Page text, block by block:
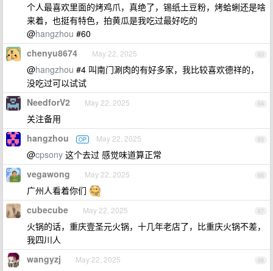
个人最喜欢里面的烤鸡爪，真绝了，锡纸土豆粉，烤蛤蜊还是啥
来着，也挺有特色，拍黄瓜是我吃过最好吃的
@hangzhou #60
63
chenyu8674 May 22, 2025
@hangzhou #4 叫南门涮肉的有好多家，我比较喜欢德祥的，
没吃过可以试试
64
NeedforV2 May 22, 2025
关注备用
65
hangzhou OP May 22, 2025
@cpsony 这个去过 感觉味道算正常
66
vegawong May 22, 2025
广州人看着你们
67
cubecube May 22, 2025
火锅的话，重庆壹圣元火锅，十几年老店了，比重庆火锅不差，
我四川人
68
wangyzj May 22, 2025